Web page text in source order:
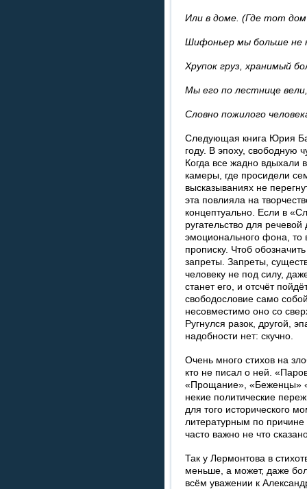
Или в доме. (Где тот
Шифоньер мы больше не
Хрупок груз, хранимый
Мы его по лестнице вели,
Словно пожилого
Следующая книга Юрия
году. В эпоху, свободную
Когда все жадно вдыхали
камеры, где просидели
высказываниях не
эта повлияла на
концептуально. Если в
ругательство для
эмоционального фона, то
прописку. Чтоб
запреты. Запреты,
человеку не под силу,
станет его, и отсчёт
свободословие само
несовместимо оно со
Ругнулся разок, другой,
надобности нет: скучно.
Очень много стихов на
кто не писал о ней.
«Прощание», «Беженцы»
некие политические
для того исторического
литературным по
часто важно не что
Так у Лермонтова в
меньше, а может, даже
всём уважении к